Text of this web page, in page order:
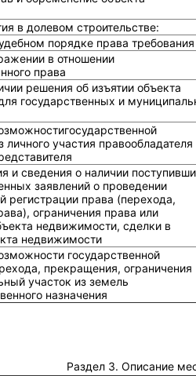
в долевом строительстве:
порядке права требования
в отношении
права
решения об изъятии объекта
государственных и
личного участия правообладателя
и сведения о наличии
заявлений о проведении
регистрации права (перехода,
ограничения права или
недвижимости, сделки в
недвижимости
государственной
прекращения, ограничения
участок из земель
назначения
Раздел 3. Описание